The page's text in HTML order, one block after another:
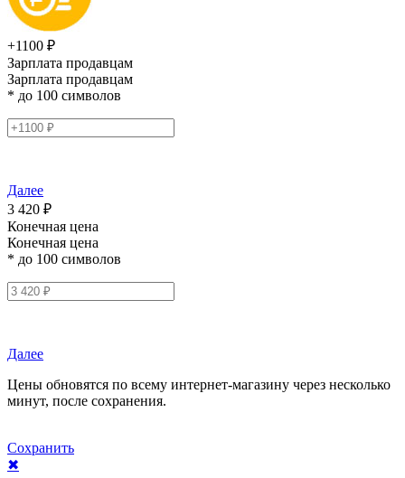
+1100 ₽
Зарплата продавцам
Зарплата продавцам
* до 100 символов
Далее
3 420 ₽
Конечная цена
Конечная цена
* до 100 символов
Далее
Цены обновятся по всему интернет-магазину через несколько
минут, после сохранения.
Сохранить
✖